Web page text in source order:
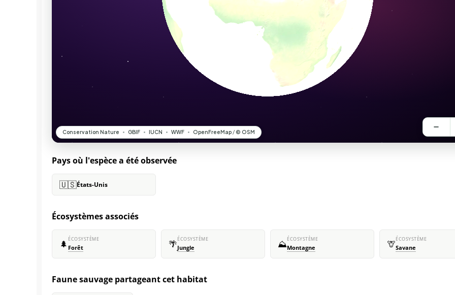
Pays où l'espèce a été observée
🇺🇸États-Unis
Écosystèmes associés
🌲 ÉCOSYSTÈME
Forêt 🌴ÉCOSYSTÈME
Jungle ⛰️ÉCOSYSTÈME
Montagne 🦒ÉCOSYSTÈME
Savane
Faune sauvage partageant cet habitat